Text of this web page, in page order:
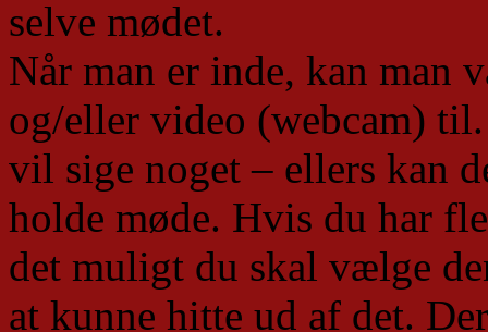
selve mødet.
Når man er inde, kan man
og/eller video (webcam)
vil sige noget – ellers kan
holde møde. Hvis du har
det muligt du skal vælge
at kunne hitte ud af det.